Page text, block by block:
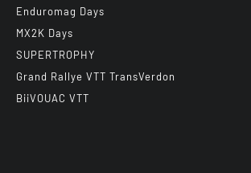
Enduromag Days
MX2K Days
SUPERTROPHY
Grand Rallye VTT TransVerdon
BiiVOUAC VTT